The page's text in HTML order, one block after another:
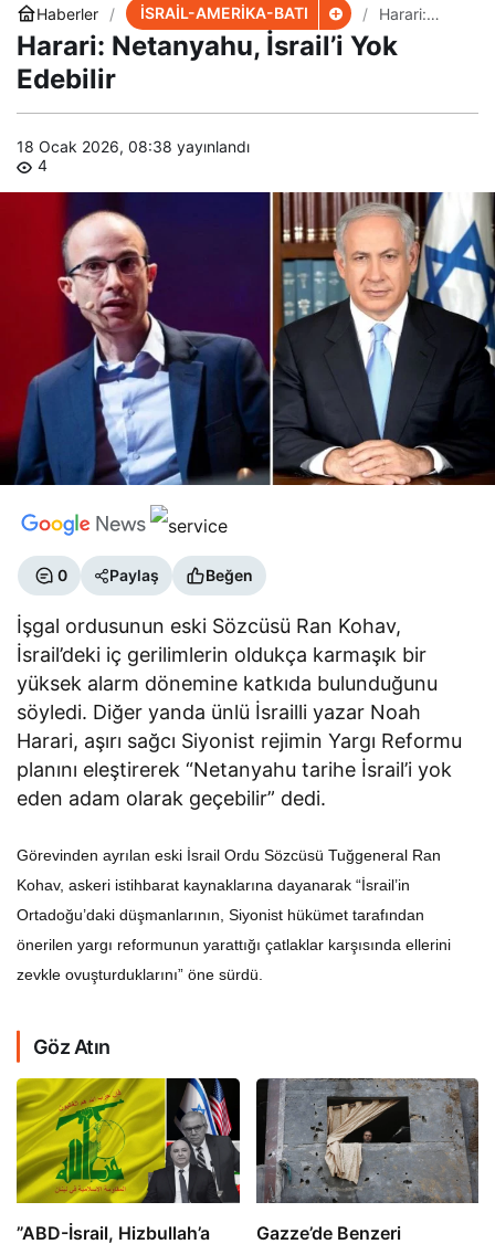
Haberler İSRAİL-AMERİKA-BATI
Harari:
Netanyahu,
İsrail’i Yok
Harari: Netanyahu, İsrail’i Yok
Edebilir
18 Ocak 2026, 08:38 yayınlandı
4
0 Paylaş Beğen
İşgal ordusunun eski Sözcüsü Ran Kohav,
İsrail’deki iç gerilimlerin oldukça karmaşık bir
yüksek alarm dönemine katkıda bulunduğunu
söyledi. Diğer yanda ünlü İsrailli yazar Noah
Harari, aşırı sağcı Siyonist rejimin Yargı Reformu
planını eleştirerek “Netanyahu tarihe İsrail’i yok
eden adam olarak geçebilir” dedi.
Görevinden ayrılan eski İsrail Ordu Sözcüsü Tuğgeneral Ran
Kohav, askeri istihbarat kaynaklarına dayanarak “İsrail’in
Ortadoğu’daki düşmanlarının, Siyonist hükümet tarafından
önerilen yargı reformunun yarattığı çatlaklar karşısında ellerini
zevkle ovuşturduklarını” öne sürdü.
Göz Atın
​​​​​​​”ABD-İsrail, Hizbullah’a ​​​​​​​Gazze’de Benzeri